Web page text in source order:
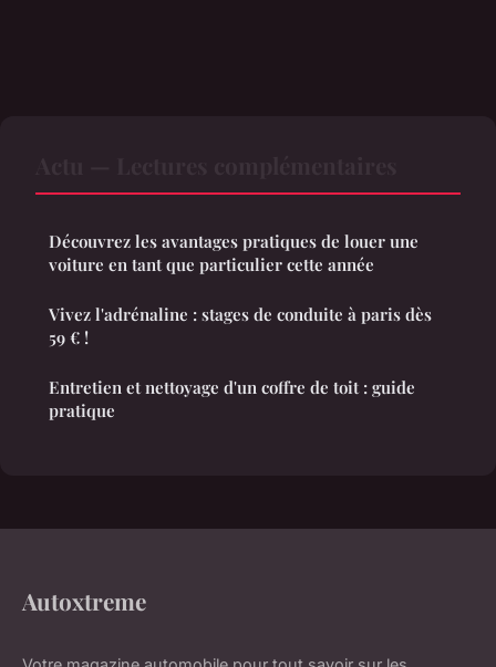
Découvrez les avantages pratiques de louer une
voiture en tant que particulier cette année
Vivez l'adrénaline : stages de conduite à paris dès
59 € !
Entretien et nettoyage d'un coffre de toit : guide
pratique
Autoxtreme